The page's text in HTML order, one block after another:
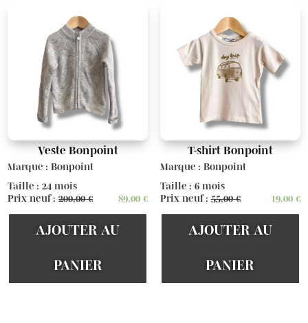
Veste Bonpoint
Marque : Bonpoint
Taille : 24 mois
Prix neuf :200,00€ 89,00€
AJOUTER AU
PANIER
T-shirt Bonpoint
Marque : Bonpoint
Taille : 6 mois
Prix neuf :55,00€ 19,00 €
AJOUTER AU
PANIER